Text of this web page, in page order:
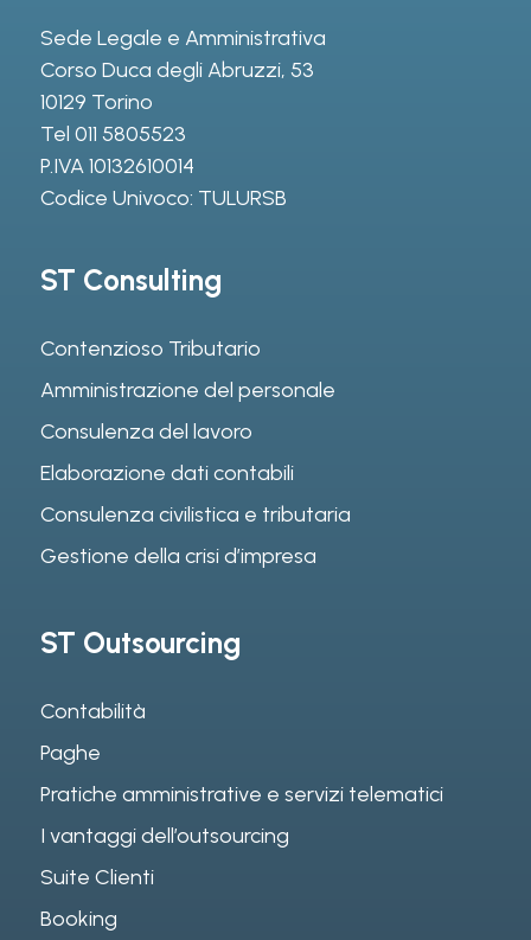
Sede Legale e Amministrativa
Corso Duca degli Abruzzi, 53
10129 Torino
Tel 011 5805523
P.IVA 10132610014
Codice Univoco: TULURSB
ST Consulting
Contenzioso Tributario
Amministrazione del personale
Consulenza del lavoro
Elaborazione dati contabili
Consulenza civilistica e tributaria
Gestione della crisi d’impresa
ST Outsourcing
Contabilità
Paghe
Pratiche amministrative e servizi telematici
I vantaggi dell’outsourcing
Suite Clienti
Booking